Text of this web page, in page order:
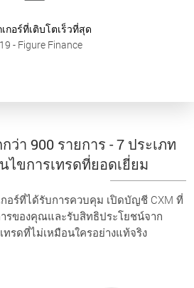
กอร์ที่เติบโตเร็วที่สุด
- Figure Finance
ว่า 900 รายการ - 7 ประเภท
ไขการเทรดที่ยอดเยี่ยม
กอร์ที่ได้รับการควบคุม เปิดบัญชี CXM ที่
รของคุณและรับสิทธิประโยชน์จาก
รดที่ไม่เหมือนใครอย่างแท้จริง